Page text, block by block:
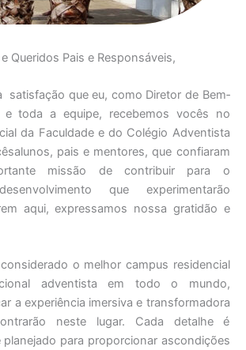
Queridos Pais e Responsáveis,
que eu, como Diretor de Bem‐
e toda a equipe, recebemos vocês no
da Faculdade e do Colégio Adventista
pais e mentores, que confiaram
missão de contribuir para o
que experimentarão
aqui, expressamos nossa gratidão e
o melhor campus residencial
adventista em todo o mundo,
a experiência imersiva e transformadora
neste lugar. Cada detalhe é
para proporcionar ascondições